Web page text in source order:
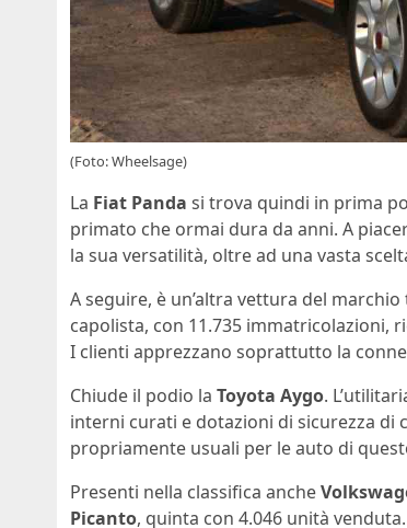
(Foto: Wheelsage)
La Fiat Panda si trova quindi in prima
primato che ormai dura da anni. A
la sua versatilità, oltre ad una vasta
A seguire, è un’altra vettura del marchio
capolista, con 11.735 immatricolazioni,
I clienti apprezzano soprattutto la
Chiude il podio la Toyota Aygo.
interni curati e dotazioni di sicurezza
propriamente usuali per le auto di
Presenti nella classifica anche
Picanto, quinta con 4.046 unità